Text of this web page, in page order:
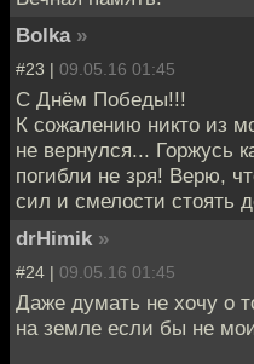
Bolka »
#23 | 09.05.16 01:45
С Днём Победы!!!
К сожалению никто из
не вернулся... Горжусь
погибли не зря! Верю,
сил и смелости стоять
drHimik »
#24 | 09.05.16 01:45
Даже думать не хочу о
на земле если бы не